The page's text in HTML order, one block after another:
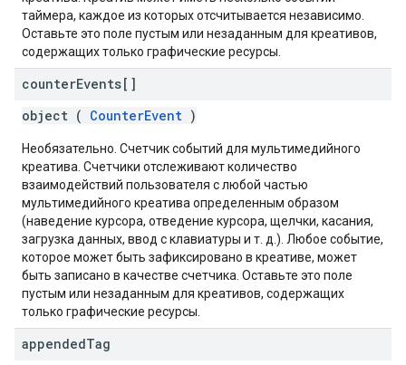
таймера, каждое из которых отсчитывается независимо.
Оставьте это поле пустым или незаданным для креативов,
содержащих только графические ресурсы.
counterEvents[]
object ( CounterEvent )
Необязательно. Счетчик событий для мультимедийного
креатива. Счетчики отслеживают количество
взаимодействий пользователя с любой частью
мультимедийного креатива определенным образом
(наведение курсора, отведение курсора, щелчки, касания,
загрузка данных, ввод с клавиатуры и т. д.). Любое событие,
которое может быть зафиксировано в креативе, может
быть записано в качестве счетчика. Оставьте это поле
пустым или незаданным для креативов, содержащих
только графические ресурсы.
appendedTag